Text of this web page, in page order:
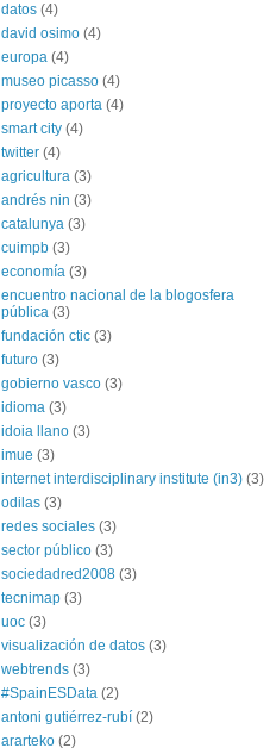
datos (4)
david osimo (4)
europa (4)
museo picasso (4)
proyecto aporta (4)
smart city (4)
twitter (4)
agricultura (3)
andrés nin (3)
catalunya (3)
cuimpb (3)
economía (3)
encuentro nacional de la blogosfera
pública (3)
fundación ctic (3)
futuro (3)
gobierno vasco (3)
idioma (3)
idoia llano (3)
imue (3)
internet interdisciplinary institute (in3) (3)
odilas (3)
redes sociales (3)
sector público (3)
sociedadred2008 (3)
tecnimap (3)
uoc (3)
visualización de datos (3)
webtrends (3)
#SpainESData (2)
antoni gutiérrez-rubí (2)
ararteko (2)